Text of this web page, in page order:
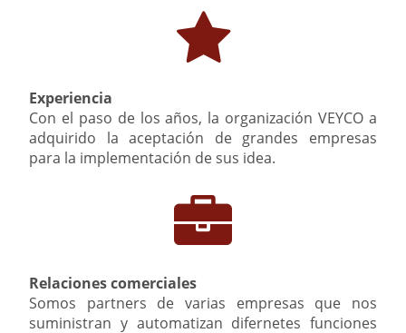
Experiencia
Con el paso de los años, la organización VEYCO a
adquirido la aceptación de grandes empresas
para la implementación de sus idea.
Relaciones comerciales
Somos partners de varias empresas que nos
suministran y automatizan difernetes funciones